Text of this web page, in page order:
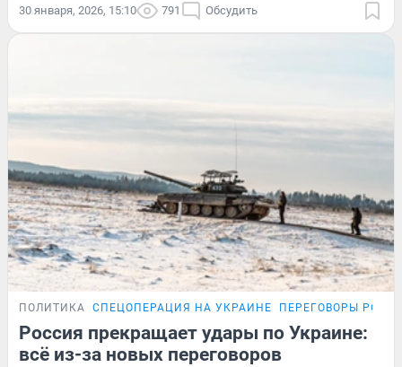
30 января, 2026, 15:10 791 Обсудить
ПОЛИТИКА СПЕЦОПЕРАЦИЯ НА УКРАИНЕ ПЕРЕГОВОРЫ
Россия прекращает удары по Украине:
всё из-за новых переговоров